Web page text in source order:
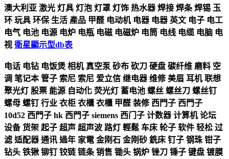
澳大利亚 激光 灯具 灯泡 灯罩 灯饰 热水器 焊接 焊条 焊锡 玉
环 玩具 环保 生活 產品 甲醛 电动机 电器 电器 英文 电子 电工
电气 电池 电源 电炉 电瓶 电磁 电磁炉 电筒 电线 电缆 电脑 电
视 衛星顯示型db表
电话 电钻 电饭煲 相机 真空泵 砂布 砍刀 硬盘 碳纤维 磨料 空
调 笔记本 管子 索尼 索尼 爱立信 继电器 维修 美眉 耳机 联想
聚光灯 股票 能源 自动化 荧光灯 蓄电池 螺丝 螺丝刀 螺丝钉
螺母 螺钉 行业 衣柜 衣櫃 衣櫃 甲醛 装修 西門子 西門子
10d52 西門子 hk 西門子 siemens 西门子 计数器 计算机 论坛
设备 货架 起子 超声 超声波 路灯 輕鬆 车床 轮子 软件 轻松 过
滤 适配器 通讯 過年 家電 金刚石 金刚砂 銑床 钉子 钢珠 钳子
钻头 铁锹 铆钉 铰链 链条 销售 锄头 锅炉 锉刀 锤子 键盘 镀膜